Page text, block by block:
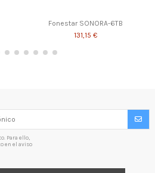
Fonestar SONORA-6TB
131,15 €
Para ello,
en el aviso